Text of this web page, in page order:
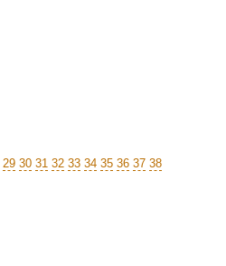
29 30 31 32 33 34 35 36 37 38